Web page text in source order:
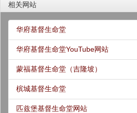
相关网站
华府基督生命堂
华府基督生命堂YouTube网站
蒙福基督生命堂（吉隆坡）
槟城基督生命堂
匹兹堡基督生命堂网站